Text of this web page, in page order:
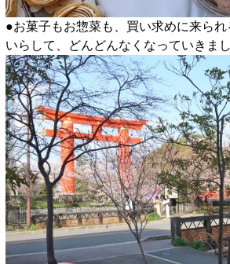
●お菓子もお惣菜も、買い求めに来られ
いらして、どんどんなくなっていきまし